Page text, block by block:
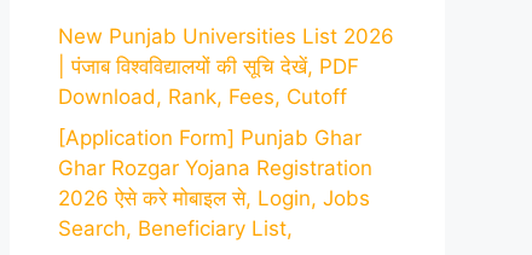
New Punjab Universities List 2026
| पंजाब विश्वविद्यालयों की सूचि देखें, PDF
Download, Rank, Fees, Cutoff
[Application Form] Punjab Ghar
Ghar Rozgar Yojana Registration
2026 ऐसे करे मोबाइल से, Login, Jobs
Search, Beneficiary List,